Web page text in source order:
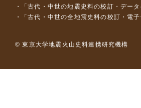
「古代・中世の地震史料の校訂・デ
「古代・中世の全地震史料の校訂・
© 東京大学地震火山史料連携研究機構